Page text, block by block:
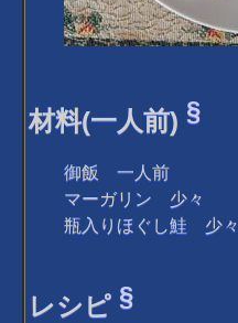
材料(一人前)§
御飯 一人前
マーガリン 少々
瓶入りほぐし鮭 少々
レシピ§